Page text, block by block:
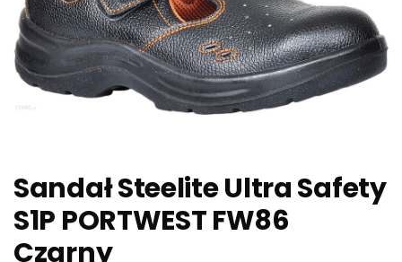
Sandał Steelite Ultra Safety
S1P PORTWEST FW86
Czarny